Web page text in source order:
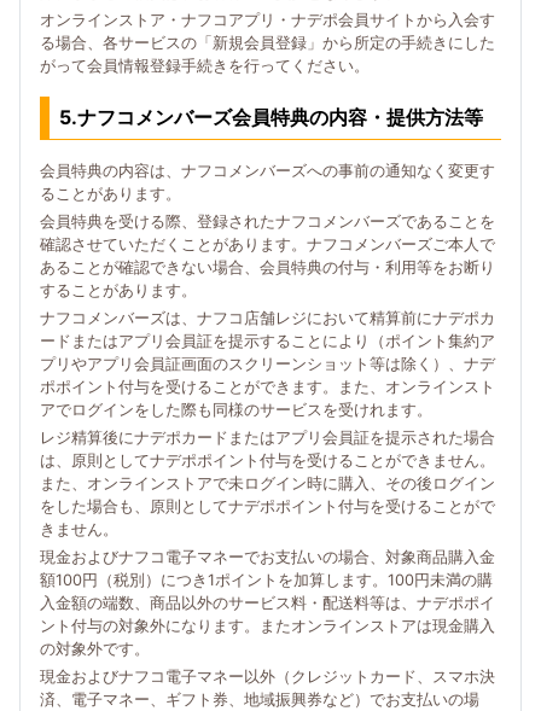
オンラインストア・ナフコアプリ・ナデポ会員サイトから入会す
る場合、各サービスの「新規会員登録」から所定の手続きにした
がって会員情報登録手続きを行ってください。
5.ナフコメンバーズ会員特典の内容・提供方法等
会員特典の内容は、ナフコメンバーズへの事前の通知なく変更す
ることがあります。
会員特典を受ける際、登録されたナフコメンバーズであることを
確認させていただくことがあります。ナフコメンバーズご本人で
あることが確認できない場合、会員特典の付与・利用等をお断り
することがあります。
ナフコメンバーズは、ナフコ店舗レジにおいて精算前にナデポカ
ードまたはアプリ会員証を提示することにより（ポイント集約ア
プリやアプリ会員証画面のスクリーンショット等は除く）、ナデ
ポポイント付与を受けることができます。また、オンラインスト
アでログインをした際も同様のサービスを受けれます。
レジ精算後にナデポカードまたはアプリ会員証を提示された場合
は、原則としてナデポポイント付与を受けることができません。
また、オンラインストアで未ログイン時に購入、その後ログイン
をした場合も、原則としてナデポポイント付与を受けることがで
きません。
現金およびナフコ電子マネーでお支払いの場合、対象商品購入金
額100円（税別）につき1ポイントを加算します。100円未満の購
入金額の端数、商品以外のサービス料・配送料等は、ナデポポイ
ント付与の対象外になります。またオンラインストアは現金購入
の対象外です。
現金およびナフコ電子マネー以外（クレジットカード、スマホ決
済、電子マネー、ギフト券、地域振興券など）でお支払いの場